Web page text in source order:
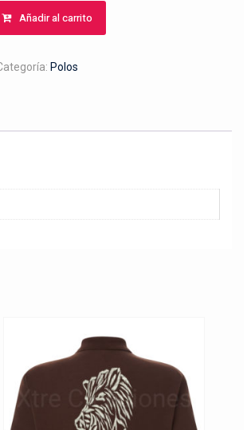
Añadir al carrito
Polos